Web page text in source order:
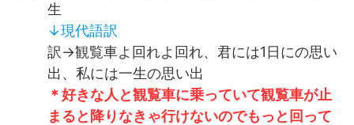
生
↓現代語訳
訳→観覧車よ回れよ回れ、君には1日にの思い
出、私には一生の思い出
＊好きな人と観覧車に乗っていて観覧車が止
まると降りなきゃ行けないのでもっと回って